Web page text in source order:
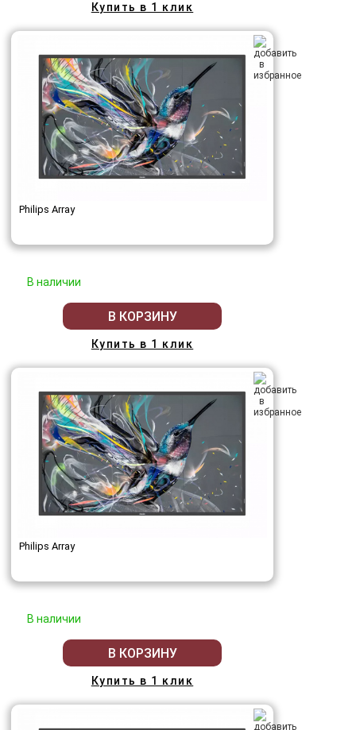
Купить в 1 клик
Philips Array
В наличии
В КОРЗИНУ
Купить в 1 клик
Philips Array
В наличии
В КОРЗИНУ
Купить в 1 клик